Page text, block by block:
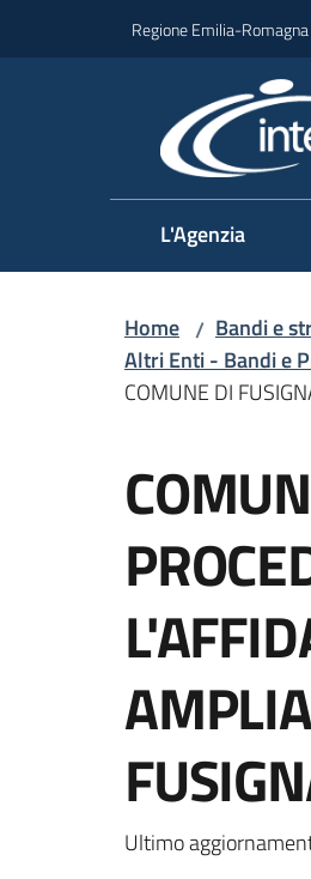
Regione Emilia-Romagna
L'Agenzia
Home / Bandi e
Altri Enti - Bandi e
COMUNE DI
Ultimo